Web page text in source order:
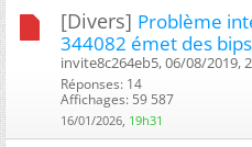
[Divers] Problème
344082 émet des
invite8c264eb5, 06/08/2019,
Réponses: 14
Affichages: 59 587
16/01/2026, 19h31